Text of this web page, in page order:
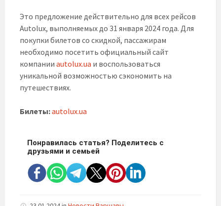
Это предложение действительно для всех рейсов
Autolux, выполняемых до 31 января 2024 года. Для
покупки билетов со скидкой, пассажирам
необходимо посетить официальный сайт
компании autolux.ua и воспользоваться
уникальной возможностью сэкономить на
путешествиях.
Билеты:autolux.ua
Понравилась статья? Поделитесь с
друзьями и семьей